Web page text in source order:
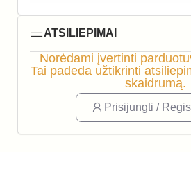
ATSILIEPIMAI
Norėdami įvertinti
Tai padeda užtikrinti
skaidrumą.
Prisijungti /